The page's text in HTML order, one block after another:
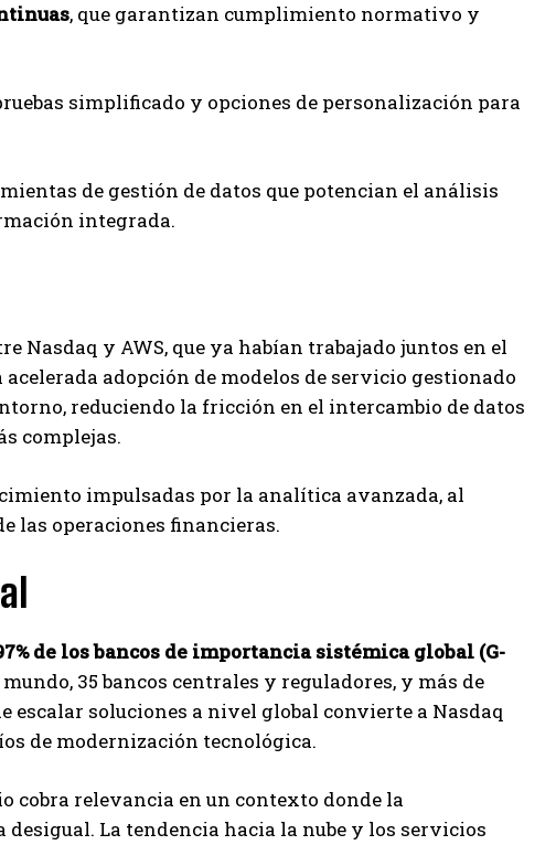
, que garantizan cumplimiento normativo y
simplificado y opciones de personalización para
de gestión de datos que potencian el análisis
integrada.
Nasdaq y AWS, que ya habían trabajado juntos en el
adopción de modelos de servicio gestionado
reduciendo la fricción en el intercambio de datos
complejas.
impulsadas por la analítica avanzada, al
las operaciones financieras.
de los bancos de importancia sistémica global (G-
35 bancos centrales y reguladores, y más de
escalar soluciones a nivel global convierte a Nasdaq
de modernización tecnológica.
cobra relevancia en un contexto donde la
La tendencia hacia la nube y los servicios